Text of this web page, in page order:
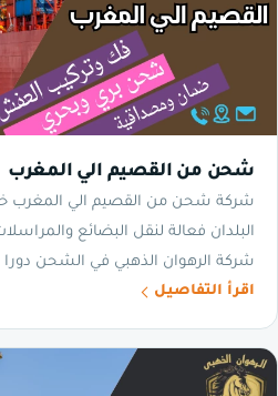
شحن من القصيم الي المغرب
شركة شحن من القصيم الي المغرب
البلدان فعالة لنقل البضائع
شركة الرهوان الذهبي في الشحن دورا
اقرأ التفاصيل